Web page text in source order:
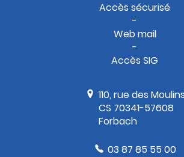
Accès sécurisé
Web mail
Accès SIG
110, rue des Moulins
CS 70341-57608
Forbach
03 87 85 55 00